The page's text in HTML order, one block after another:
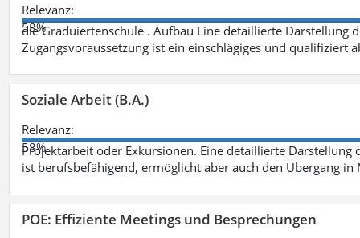
Relevanz:
58%
die Graduiertenschule . Aufbau Eine detaillierte Darstellung
Zugangsvoraussetzung ist ein einschlägiges und qualifiziert
Soziale Arbeit (B.A.)
Relevanz:
58%
Projektarbeit oder Exkursionen. Eine detaillierte
ist berufsbefähigend, ermöglicht aber auch den Übergang in
POE: Effiziente Meetings und Besprechungen